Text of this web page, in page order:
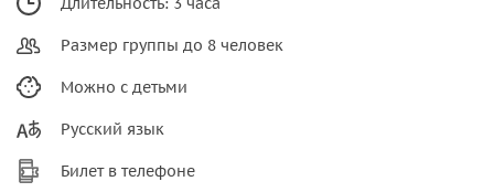
Размер группы до 8 человек
Можно с детьми
Русский язык
Билет в телефоне